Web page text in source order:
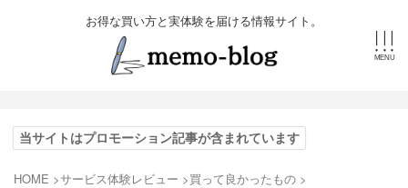
お得な買い方と実体験を届ける情報サイト。
当サイトはプロモーション記事が含まれています
HOME >サービス体験レビュー >買って良かったもの >